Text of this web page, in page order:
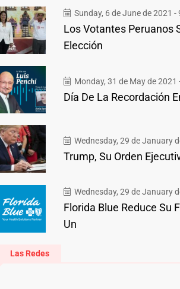
Sunday, 6 de June de 2021 -
Los Votantes Peruanos
Elección
Monday, 31 de May de 2021
Día De La Recordación
Wednesday, 29 de January
Trump, Su Orden
Wednesday, 29 de January
Florida Blue Reduce Su
Un
Las Redes